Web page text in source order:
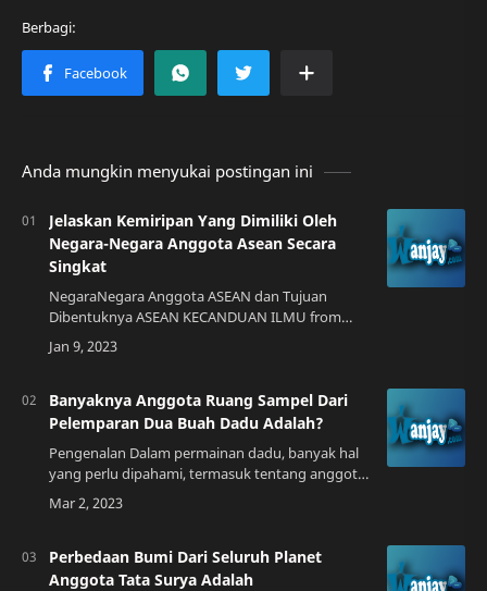
Anda mungkin menyukai postingan ini
Jelaskan Kemiripan Yang Dimiliki Oleh
Negara-Negara Anggota Asean Secara
Singkat
NegaraNegara Anggota ASEAN dan Tujuan
Dibentuknya ASEAN KECANDUAN ILMU from
kecanduan-ilmu.blogspot.comPengenalan ASEAN
(Association of Southeast Asian Nations) adalah
Banyaknya Anggota Ruang Sampel Dari
Pelemparan Dua Buah Dadu Adalah?
Pengenalan Dalam permainan dadu, banyak hal
yang perlu dipahami, termasuk tentang anggota
ruang sampel dari pelemparan dua buah dadu.
Bagi sebagian orang, hal ini mungkin terden…
Perbedaan Bumi Dari Seluruh Planet
Anggota Tata Surya Adalah